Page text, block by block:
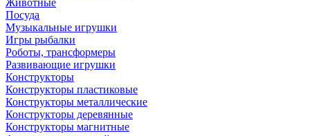
Животные
Посуда
Музыкальные игрушки
Игры рыбалки
Роботы, трансформеры
Развивающие игрушки
Конструкторы
Конструкторы пластиковые
Конструкторы металлические
Конструкторы деревянные
Конструкторы магнитные